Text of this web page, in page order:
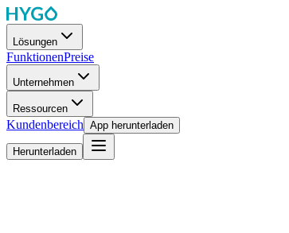
Lösungen
FunktionenPreise
Unternehmen
Ressourcen
Kundenbereich App herunterladen
Herunterladen